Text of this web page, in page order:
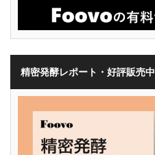
精密発酵レポート・好評販売中